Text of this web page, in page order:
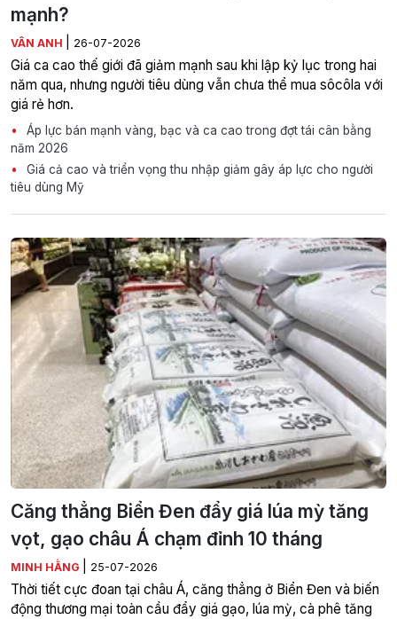
mạnh?
VÂN ANH 26-07-2026
Giá ca cao thế giới đã giảm mạnh sau khi lập kỷ lục trong hai
năm qua, nhưng người tiêu dùng vẫn chưa thể mua sôcôla với
giá rẻ hơn.
Áp lực bán mạnh vàng, bạc và ca cao trong đợt tái cân bằng
năm 2026
Giá cả cao và triển vọng thu nhập giảm gây áp lực cho người
tiêu dùng Mỹ
Căng thẳng Biển Đen đẩy giá lúa mỳ tăng
vọt, gạo châu Á chạm đỉnh 10 tháng
MINH HẰNG 25-07-2026
Thời tiết cực đoan tại châu Á, căng thẳng ở Biển Đen và biến
động thương mại toàn cầu đẩy giá gạo, lúa mỳ, cà phê tăng